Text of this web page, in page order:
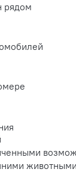
рядом
животными